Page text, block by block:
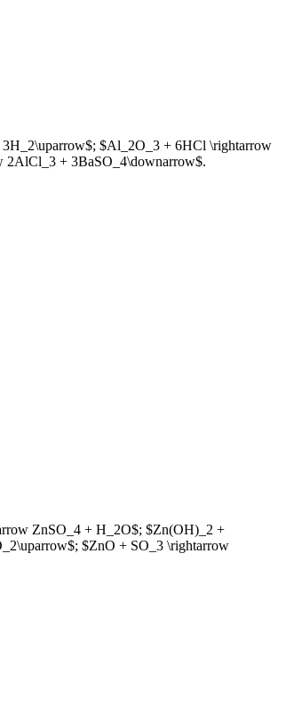
$Al_2O_3 + 6HCl \rightarrow
+ 3BaSO_4\downarrow$.
ZnSO_4 + H_2O$; $Zn(OH)_2 +
$ZnO + SO_3 \rightarrow